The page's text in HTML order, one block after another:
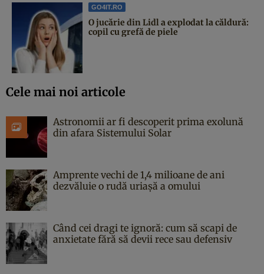
GO4IT.RO
O jucărie din Lidl a explodat la căldură:
copil cu grefă de piele
Cele mai noi articole
Astronomii ar fi descoperit prima exolună
din afara Sistemului Solar
Amprente vechi de 1,4 milioane de ani
dezvăluie o rudă uriașă a omului
Când cei dragi te ignoră: cum să scapi de
anxietate fără să devii rece sau defensiv